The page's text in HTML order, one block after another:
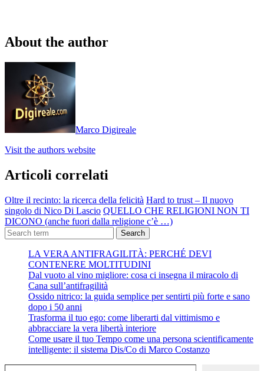
About the author
Marco Digireale
Visit the authors website
Articoli correlati
Oltre il recinto: la ricerca della felicità Hard to trust – Il nuovo
singolo di Nico Di Lascio QUELLO CHE RELIGIONI NON TI
DICONO (anche fuori dalla religione c’è …)
Search
LA VERA ANTIFRAGILITÀ: PERCHÉ DEVI
CONTENERE MOLTITUDINI
Dal vuoto al vino migliore: cosa ci insegna il miracolo di
Cana sull’antifragilità
Ossido nitrico: la guida semplice per sentirti più forte e sano
dopo i 50 anni
Trasforma il tuo ego: come liberarti dal vittimismo e
abbracciare la vera libertà interiore
Come usare il tuo Tempo come una persona scientificamente
intelligente: il sistema Dis/Co di Marco Costanzo
Digita la tua e-mail...